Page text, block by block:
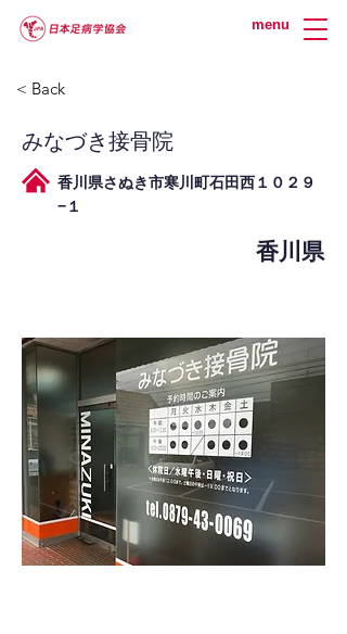
menu
< Back
みなづき接骨院
香川県さぬき市寒川町石田西１０２９
−１
香川県